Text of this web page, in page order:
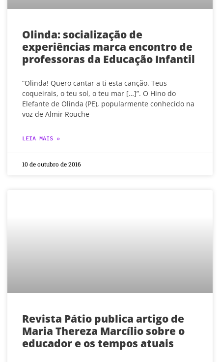
Olinda: socialização de
experiências marca encontro de
professoras da Educação Infantil
“Olinda! Quero cantar a ti esta canção. Teus
coqueirais, o teu sol, o teu mar […]”. O Hino do
Elefante de Olinda (PE), popularmente conhecido na
voz de Almir Rouche
LEIA MAIS »
10 de outubro de 2016
Revista Pátio publica artigo de
Maria Thereza Marcílio sobre o
educador e os tempos atuais